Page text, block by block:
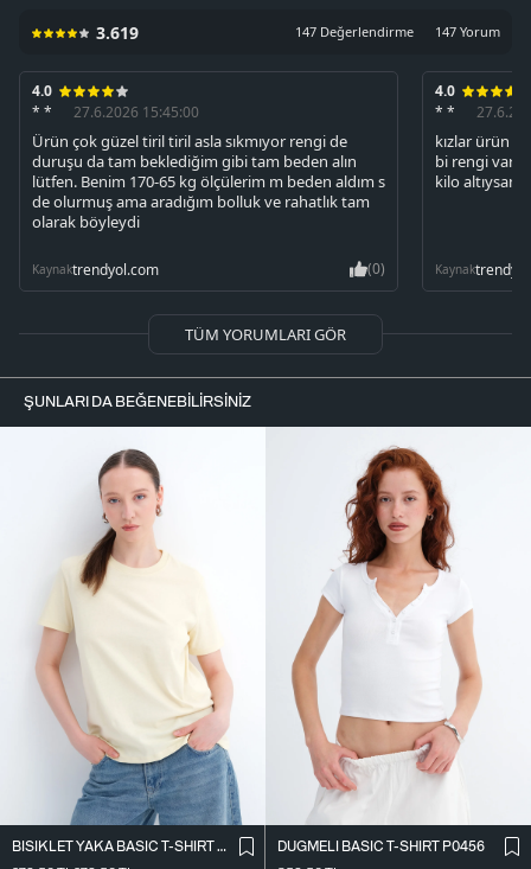
3.619 147 Değerlendirme 147 Yorum
4.0
* *
27.6.2026 15:45:00
Ürün çok güzel tiril tiril asla sıkmıyor rengi de
duruşu da tam beklediğim gibi tam beden alın
lütfen. Benim 170-65 kg ölçülerim m beden aldım s
de olurmuş ama aradığım bolluk ve rahatlık tam
olarak böyleydi
Kaynaktrendyol.com (0)
4.0
* *
kızlar ürün
bi rengi var
kilo
Kaynak
TÜM YORUMLARI GÖR
ŞUNLARI DA BEĞENEBILIRSINIZ
BISIKLET YAKA BASIC T-SHIRT P4322-1
DÜĞMELI BASIC T-SHIRT P0456